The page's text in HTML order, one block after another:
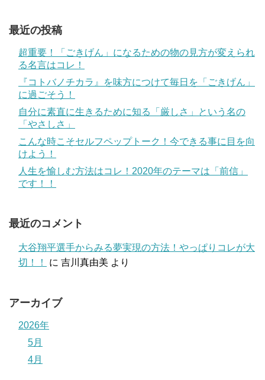
最近の投稿
超重要！「ごきげん」になるための物の見方が変えられ
る名言はコレ！
『コトバノチカラ』を味方につけて毎日を「ごきげん」
に過ごそう！
自分に素直に生きるために知る「厳しさ」という名の
「やさしさ」
こんな時こそセルフペップトーク！今できる事に目を向
けよう！
人生を愉しむ方法はコレ！2020年のテーマは「前信」
です！！
最近のコメント
大谷翔平選手からみる夢実現の方法！やっぱりコレが大
切！！
に 吉川真由美 より
アーカイブ
2026年
5月
4月